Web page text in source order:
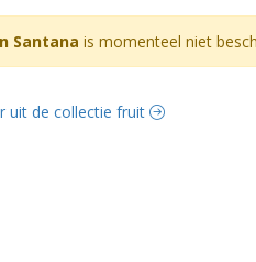
Santana is momenteel niet
uit de collectie fruit